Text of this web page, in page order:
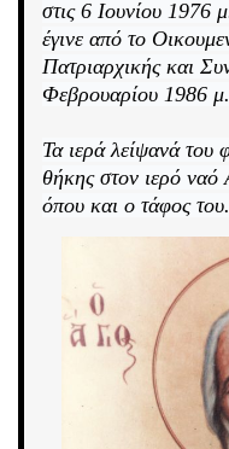
στις 6 Ιουνίου 1976
έγινε από το
Πατριαρχικής και
Φεβρουαρίου 1986
Τα ιερά λείψανά του
θήκης στον ιερό ναό
όπου και ο τάφος του.